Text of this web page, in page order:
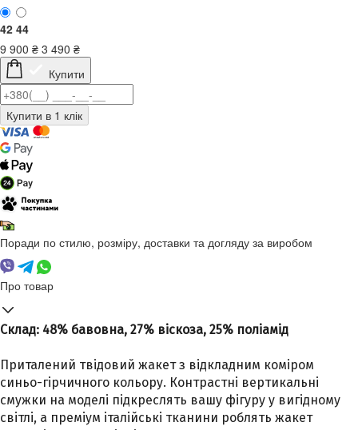
42 44
9 900 ₴ 3 490 ₴
Купити
Поради по стилю, розміру, доставки та догляду за виробом
Про товар
Склад: 48% бавовна, 27% віскоза, 25% поліамід
Приталений твідовий жакет з відкладним коміром
синьо-гірчичного кольору. Контрастні вертикальні
смужки на моделі підкреслять вашу фігуру у вигідному
світлі, а преміум італійські тканини роблять жакет